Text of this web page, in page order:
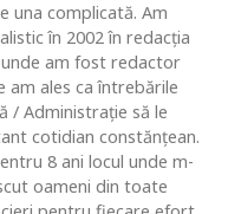
una complicată. Am
în 2002 în redacția
unde am fost redactor
am ales ca întrebările
/ Administrație să le
cotidian constănțean.
8 ani locul unde m-
oameni din toate